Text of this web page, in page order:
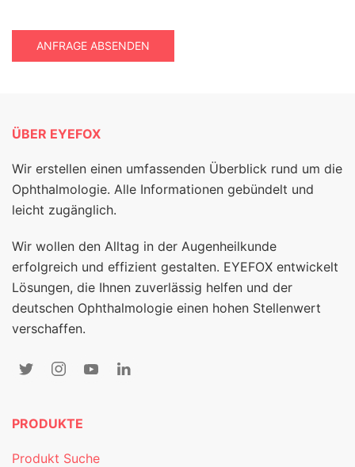
ANFRAGE ABSENDEN
ÜBER EYEFOX
Wir erstellen einen umfassenden Überblick rund um die
Ophthalmologie. Alle Informationen gebündelt und
leicht zugänglich.
Wir wollen den Alltag in der Augenheilkunde
erfolgreich und effizient gestalten. EYEFOX entwickelt
Lösungen, die Ihnen zuverlässig helfen und der
deutschen Ophthalmologie einen hohen Stellenwert
verschaffen.
PRODUKTE
Produkt Suche